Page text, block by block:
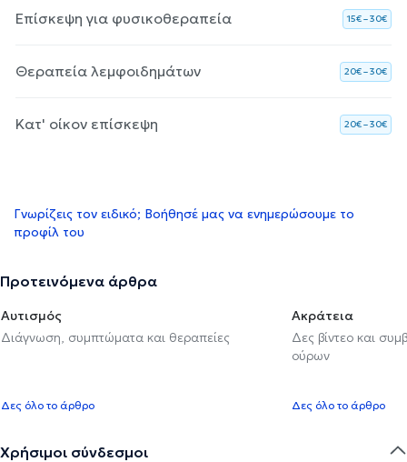
Επίσκεψη για φυσικοθεραπεία 15€ – 30€
Θεραπεία λεμφοιδημάτων 20€ – 30€
Κατ' οίκον επίσκεψη 20€ – 30€
Γνωρίζεις τον ειδικό; Βοήθησέ μας να ενημερώσουμε το
προφίλ του
Προτεινόμενα άρθρα
Αυτισμός
Διάγνωση, συμπτώματα και θεραπείες
Δες όλο το άρθρο
Ακράτεια
Δες βίντεο και
ούρων
Δες όλο το άρθρο
Χρήσιμοι σύνδεσμοι